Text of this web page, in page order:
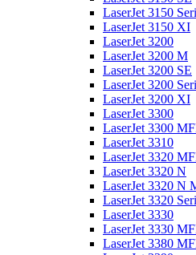
LaserJet 3150
LaserJet 3150 XI
LaserJet 3200
LaserJet 3200 M
LaserJet 3200 SE
LaserJet 3200
LaserJet 3200 XI
LaserJet 3300
LaserJet 3300
LaserJet 3310
LaserJet 3320
LaserJet 3320 N
LaserJet 3320 N
LaserJet 3320
LaserJet 3330
LaserJet 3330
LaserJet 3380